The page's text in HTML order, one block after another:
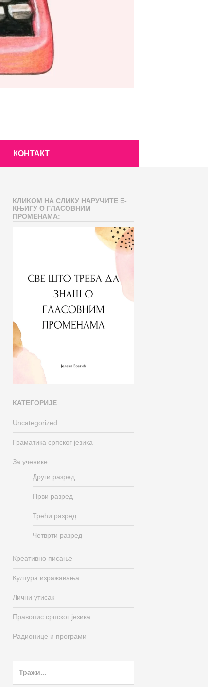
КОНТАКТ
КЛИКОМ НА СЛИКУ НАРУЧИТЕ Е-
КЊИГУ О ГЛАСОВНИМ
ПРОМЕНАМА:
КАТЕГОРИЈЕ
Uncategorized
Граматика српског језика
За ученике
Други разред
Први разред
Трећи разред
Четврти разред
Креативно писање
Култура изражавања
Лични утисак
Правопис српског језика
Радионице и програми